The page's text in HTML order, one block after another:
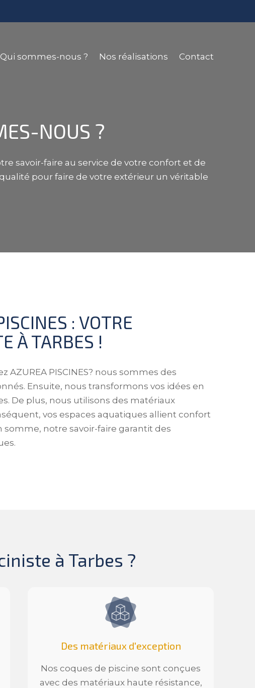
Qui sommes-nous ? Nos réalisations Contact
NOUS ?
savoir-faire au service de votre confort et de
pour faire de votre extérieur un véritable
: VOTRE
À TARBES !
AZUREA PISCINES? nous sommes des
Ensuite, nous transformons vos idées en
De plus, nous utilisons des matériaux
vos espaces aquatiques allient confort
somme, notre savoir-faire garantit des
à Tarbes ?
Des matériaux d'exception
Nos coques de piscine sont conçues
avec des matériaux haute résistance,